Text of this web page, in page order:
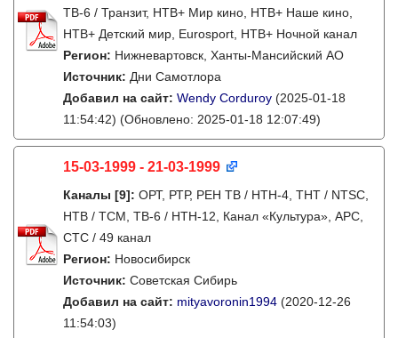
ТВ-6 / Транзит, НТВ+ Мир кино, НТВ+ Наше кино,
НТВ+ Детский мир, Eurosport, НТВ+ Ночной канал
Регион: Нижневартовск, Ханты-Мансийский АО
Источник: Дни Самотлора
Добавил на сайт: Wendy Corduroy (2025-01-18
11:54:42) (Обновлено: 2025-01-18 12:07:49)
15-03-1999 - 21-03-1999
Каналы [9]: ОРТ, РТР, РЕН ТВ / НТН-4, ТНТ / NTSC,
НТВ / ТСМ, ТВ-6 / НТН-12, Канал «Культура», АРС,
СТС / 49 канал
Регион: Новосибирск
Источник: Советская Сибирь
Добавил на сайт: mityavoronin1994 (2020-12-26
11:54:03)